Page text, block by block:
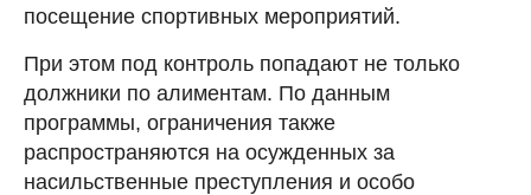
посещение спортивных мероприятий.
При этом под контроль попадают не только
должники по алиментам. По данным
программы, ограничения также
распространяются на осужденных за
насильственные преступления и особо